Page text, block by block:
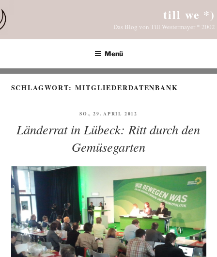
Inhalt
springen
till we *)
Das Blog von Till Westermayer * 2002
Menü
SCHLAGWORT:MITGLIEDERDATENBANK
VERÖFFENTLICHT
SO., 29. APRIL 2012
Länderrat in Lübeck: Ritt durch den
Gemüsegarten